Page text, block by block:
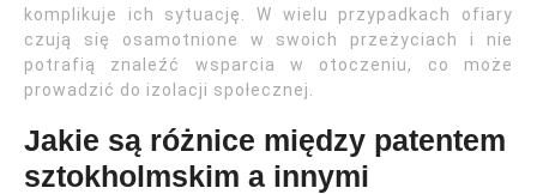
komplikuje ich sytuację. W wielu przypadkach ofiary
czują się osamotnione w swoich przeżyciach i nie
potrafią znaleźć wsparcia w otoczeniu, co może
prowadzić do izolacji społecznej.
Jakie są różnice między patentem
sztokholmskim a innymi